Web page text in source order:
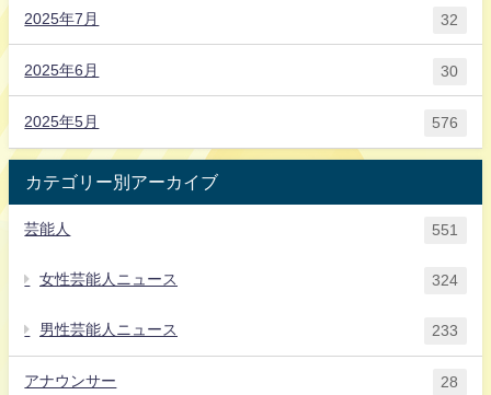
2025年7月 32
2025年6月 30
2025年5月 576
カテゴリー別アーカイブ
芸能人 551
女性芸能人ニュース 324
男性芸能人ニュース 233
アナウンサー 28